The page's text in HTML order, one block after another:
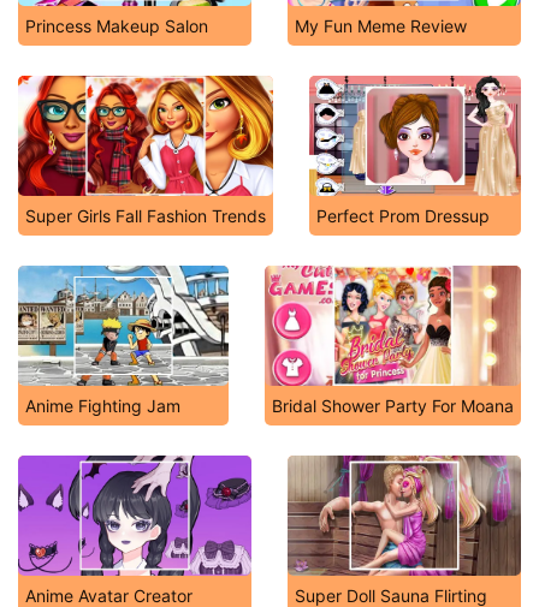
Princess Makeup Salon My Fun Meme Review
Super Girls Fall Fashion Trends Perfect Prom Dressup
Anime Fighting Jam Bridal Shower Party For Moana
Anime Avatar Creator Super Doll Sauna Flirting